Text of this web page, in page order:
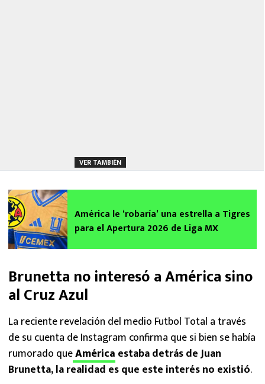
VER TAMBIÉN
América le ‘robaría’ una estrella a Tigres
para el Apertura 2026 de Liga MX
Brunetta no interesó a América sino
al Cruz Azul
La reciente revelación del medio Futbol Total a través
de su cuenta de Instagram confirma que si bien se había
rumorado queAmérica estaba detrás de Juan
Brunetta, la realidad es que este interés no existió.